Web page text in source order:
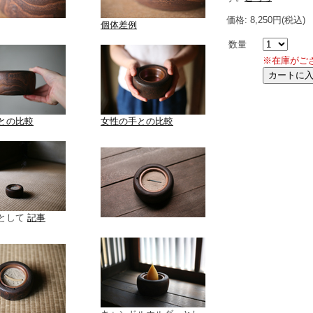
個体差例
の比較 女性の手との比較
して 記事
価格: 8,250円(税込)
数量
※在庫がご